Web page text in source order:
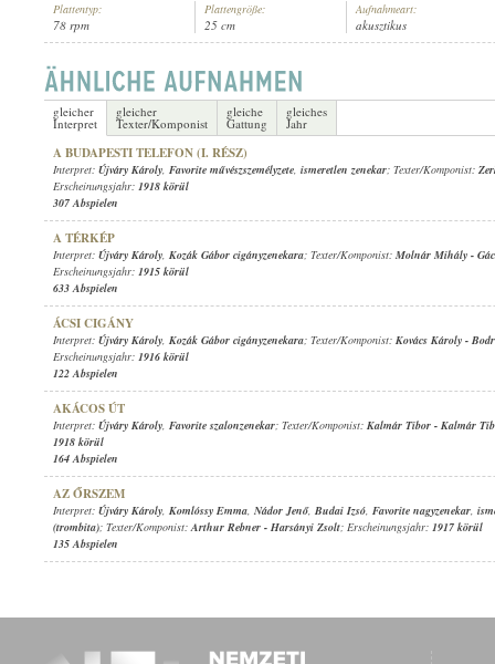
Plattentyp:
78 rpm
Plattengröße:
25 cm
Aufnahmeart:
akusztikus
gleicher
Interpret
gleicher
Texter/Komponist
gleiche
Gattung
gleiches
Jahr
A BUDAPESTI TELEFON (I. RÉSZ)
Interpret: Újváry Károly, Favorite művészszemélyzete, ismeretlen zenekar; Texter/Komponist:
Erscheinungsjahr: 1918 körül
307 Abspielen
A TÉRKÉP
Interpret: Újváry Károly, Kozák Gábor cigányzenekara; Texter/Komponist: Molnár Mihály -
Erscheinungsjahr: 1915 körül
633 Abspielen
ÁCSI CIGÁNY
Interpret: Újváry Károly, Kozák Gábor cigányzenekara; Texter/Komponist: Kovács Károly -
Erscheinungsjahr: 1916 körül
122 Abspielen
AKÁCOS ÚT
Interpret: Újváry Károly, Favorite szalonzenekar; Texter/Komponist: Kalmár Tibor - Kalmár
1918 körül
164 Abspielen
AZ ŐRSZEM
Interpret: Újváry Károly, Komlóssy Emma, Nádor Jenő, Budai Izsó, Favorite nagyzenekar,
(trombita); Texter/Komponist:Arthur Rebner - Harsányi Zsolt; Erscheinungsjahr: 1917 körül
135 Abspielen